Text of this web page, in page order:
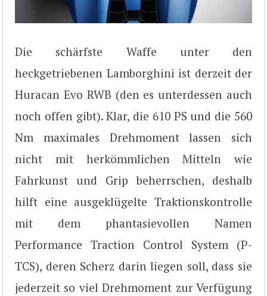
Die schärfste Waffe unter den
heckgetriebenen Lamborghini ist derzeit der
Huracan Evo RWB (den es unterdessen auch
noch offen gibt). Klar, die 610 PS und die 560
Nm maximales Drehmoment lassen sich
nicht mit herkömmlichen Mitteln wie
Fahrkunst und Grip beherrschen, deshalb
hilft eine ausgeklügelte Traktionskontrolle
mit dem phantasievollen Namen
Performance Traction Control System (P-
TCS), deren Scherz darin liegen soll, dass sie
jederzeit so viel Drehmoment zur Verfügung